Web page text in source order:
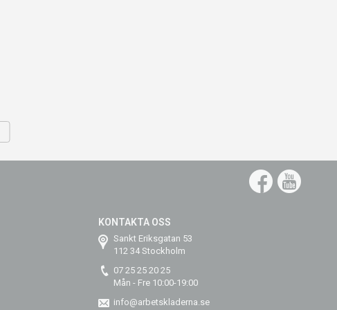
KONTAKTA OSS
Sankt Eriksgatan 53
112 34 Stockholm
07 25 25 20 25
Mån - Fre 10:00-19:00
info@arbetskladerna.se